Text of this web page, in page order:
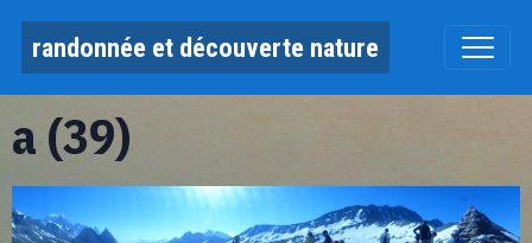
randonnée et découverte nature
a (39)